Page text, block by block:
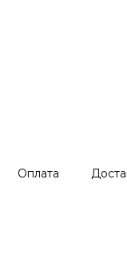
Оплата